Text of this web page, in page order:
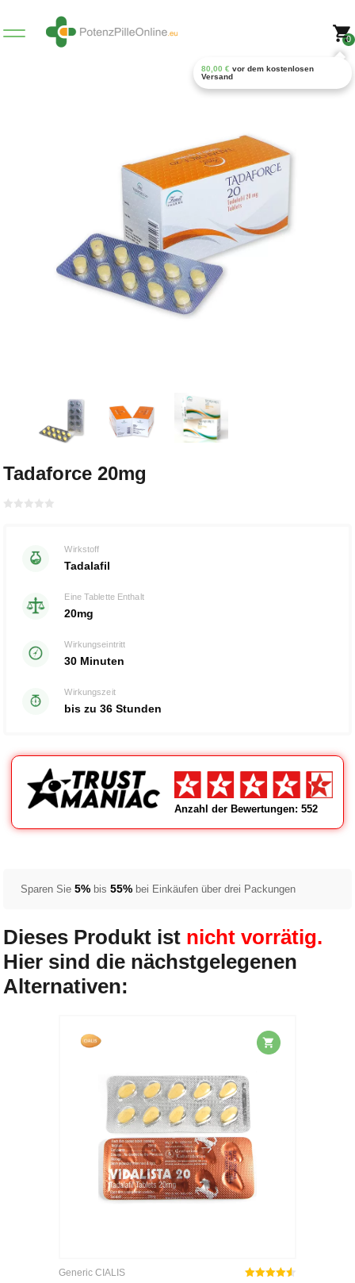
0
80,00 € vor dem kostenlosen
Versand
Tadaforce 20mg
Wirkstoff
Tadalafil
Eine Tablette Enthalt
20mg
Wirkungseintritt
30 Minuten
Wirkungszeit
bis zu 36 Stunden
Anzahl der Bewertungen: 552
Sparen Sie5% bis55% bei Einkäufen über drei Packungen
Dieses Produkt ist nicht vorrätig.
Hier sind die nächstgelegenen
Alternativen:
Generic CIALIS